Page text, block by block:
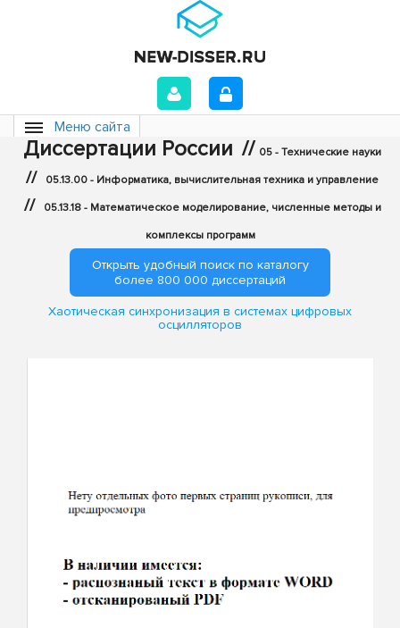
Меню сайта
Диссертации России // 05 - Технические науки
// 05.13.00 - Информатика, вычислительная техника и управление
// 05.13.18 - Математическое моделирование, численные методы и
комплексы программ
Открыть удобный поиск по каталогу
более 800 000 диссертаций
Хаотическая синхронизация в системах цифровых
осцилляторов